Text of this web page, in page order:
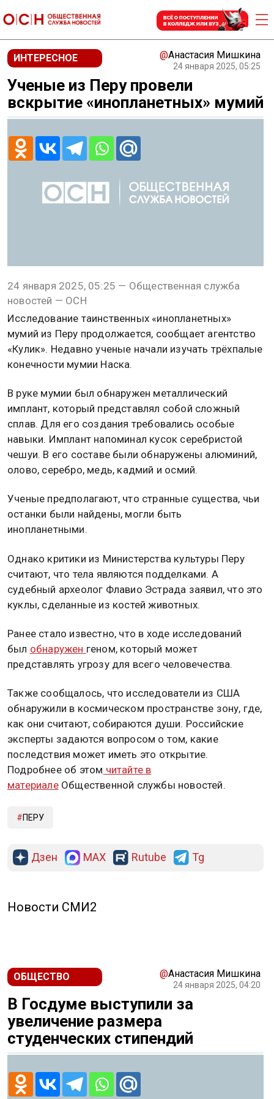
ИНТЕРЕСНОЕ @Анастасия Мишкина
24 января 2025, 05:25
Ученые из Перу провели
вскрытие «инопланетных» мумий
24 января 2025, 05:25 — Общественная служба
новостей — ОСН
Исследование таинственных «инопланетных»
мумий из Перу продолжается, сообщает агентство
«Кулик». Недавно ученые начали изучать трёхпалые
конечности мумии Наска.
В руке мумии был обнаружен металлический
имплант, который представлял собой сложный
сплав. Для его создания требовались особые
навыки. Имплант напоминал кусок серебристой
чешуи. В его составе были обнаружены алюминий,
олово, серебро, медь, кадмий и осмий.
Ученые предполагают, что странные существа, чьи
останки были найдены, могли быть
инопланетными.
Однако критики из Министерства культуры Перу
считают, что тела являются подделками. А
судебный археолог Флавио Эстрада заявил, что это
куклы, сделанные из костей животных.
Ранее стало известно, что в ходе исследований
был обнаружен геном, который может
представлять угрозу для всего человечества.
Также сообщалось, что исследователи из США
обнаружили в космическом пространстве зону, где,
как они считают, собираются души. Российские
эксперты задаются вопросом о том, какие
последствия может иметь это открытие.
Подробнее об этом читайте в
материалеОбщественной службы новостей.
ПЕРУ
Дзен MAX Rutube Tg
Новости СМИ2
ОБЩЕСТВО @Анастасия Мишкина
24 января 2025, 04:20
В Госдуме выступили за
увеличение размера
студенческих стипендий